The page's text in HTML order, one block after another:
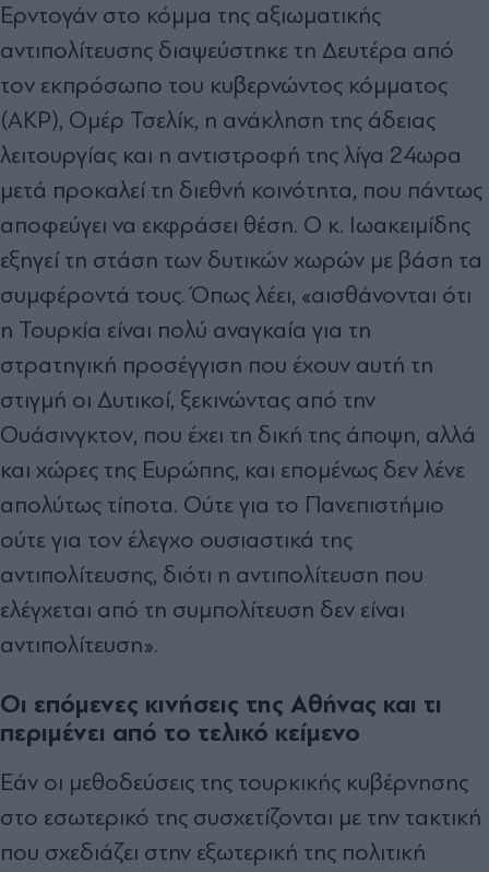
Ερντογάν στο κόμμα της αξιωματικής
αντιπολίτευσης διαψεύστηκε τη Δευτέρα από
τον εκπρόσωπο του κυβερνώντος κόμματος
(ΑΚΡ), Ομέρ Τσελίκ, η ανάκληση της άδειας
λειτουργίας και η αντιστροφή της λίγα 24ωρα
μετά προκαλεί τη διεθνή κοινότητα, που πάντως
αποφεύγει να εκφράσει θέση. Ο κ. Ιωακειμίδης
εξηγεί τη στάση των δυτικών χωρών με βάση τα
συμφέροντά τους. Όπως λέει, «αισθάνονται ότι
η Τουρκία είναι πολύ αναγκαία για τη
στρατηγική προσέγγιση που έχουν αυτή τη
στιγμή οι Δυτικοί, ξεκινώντας από την
Ουάσινγκτον, που έχει τη δική της άποψη, αλλά
και χώρες της Ευρώπης, και επομένως δεν λένε
απολύτως τίποτα. Ούτε για το Πανεπιστήμιο
ούτε για τον έλεγχο ουσιαστικά της
αντιπολίτευσης, διότι η αντιπολίτευση που
ελέγχεται από τη συμπολίτευση δεν είναι
αντιπολίτευση».
Οι επόμενες κινήσεις της Αθήνας και τι
περιμένει από το τελικό κείμενο
Εάν οι μεθοδεύσεις της τουρκικής κυβέρνησης
στο εσωτερικό της συσχετίζονται με την τακτική
που σχεδιάζει στην εξωτερική της πολιτική